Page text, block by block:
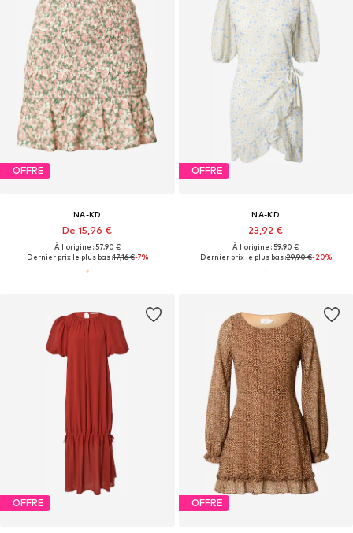
OFFRE
NA-KD
De 15,96 €
À l'origine : 57,90 €
Dernier prix le plus bas :17,16 €-7%
OFFRE
NA-KD
23,92 €
À l'origine : 59,90 €
Dernier prix le plus bas :29,90 €-20%
OFFRE OFFRE